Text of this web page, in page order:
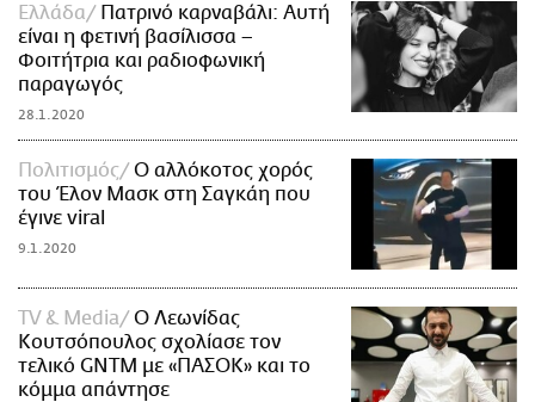
Ελλάδα
Πατρινό καρναβάλι: Αυτή
είναι η φετινή βασίλισσα –
Φοιτήτρια και ραδιοφωνική
παραγωγός
28.1.2020
Πολιτισμός
Ο αλλόκοτος χορός
του Έλον Μασκ στη Σαγκάη που
έγινε viral
9.1.2020
TV & Media
Ο Λεωνίδας
Κουτσόπουλος σχολίασε τον
τελικό GNTM με «ΠΑΣΟΚ» και το
κόμμα απάντησε